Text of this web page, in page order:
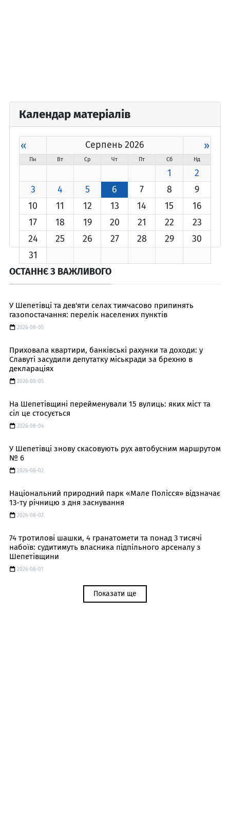
Календар матеріалів
« Серпень 2026 »
Пн Вт Ср Чт Пт Сб Нд
1
2
3
4 5 6 7 8
9
10
11 12 13 14 15
16
17
18 19 20 21 22
23
24
25 26 27 28 29
30
31
ОСТАННЄ З ВАЖЛИВОГО
У Шепетівці та дев'яти селах тимчасово припинять
газопостачання: перелік населених пунктів
2026-08-05
Приховала квартири, банківські рахунки та доходи: у
Славуті засудили депутатку міськради за брехню в
деклараціях
2026-08-05
На Шепетівщині перейменували 15 вулиць: яких міст та
сіл це стосується
2026-08-04
У Шепетівці знову скасовують рух автобусним маршрутом
№ 6
2026-08-02
Національний природний парк «Мале Полісся» відзначає
13-ту річницю з дня заснування
2026-08-02
74 тротилові шашки, 4 гранатомети та понад 3 тисячі
набоїв: судитимуть власника підпільного арсеналу з
Шепетівщини
2026-08-01
Показати ще